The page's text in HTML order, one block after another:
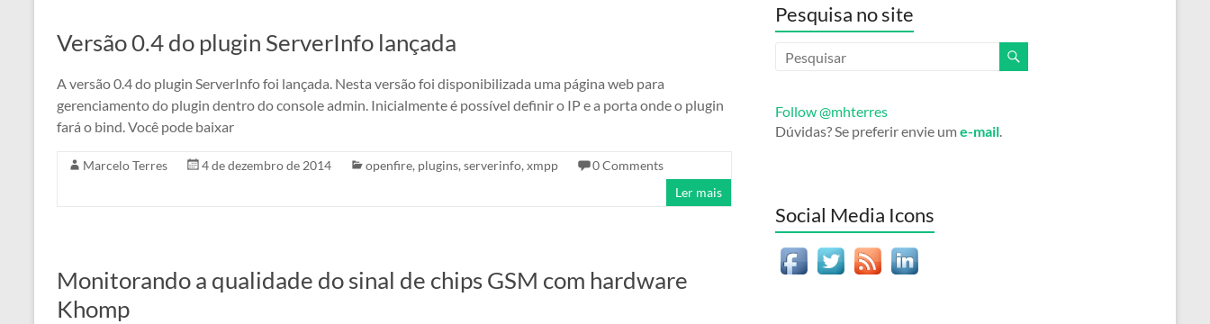
Versão 0.4 do plugin ServerInfo lançada
A versão 0.4 do plugin ServerInfo foi lançada. Nesta versão foi disponibilizada uma página web para
gerenciamento do plugin dentro do console admin. Inicialmente é possível definir o IP e a porta onde o plugin
fará o bind. Você pode baixar
Marcelo Terres 4 de dezembro de 2014 openfire, plugins, serverinfo, xmpp
0 Comments
Ler mais
Monitorando a qualidade do sinal de chips GSM com hardware
Khomp
Pesquisa no site
Follow @mhterres
Dúvidas? Se preferir envie ume-mail.
Social Media Icons